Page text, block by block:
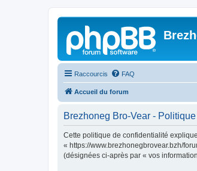
Raccourcis FAQ
Accueil du forum
Brezhoneg Bro-Vear -
Cette politique de confidentialité
« https://www.brezhonegbrovear.bzh/
(désignées ci-après par « vos